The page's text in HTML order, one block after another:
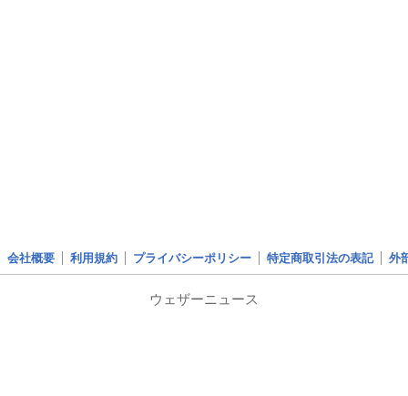
会社概要 利用規約 プライバシーポリシー 特定商取引法の表記 外
ウェザーニュース